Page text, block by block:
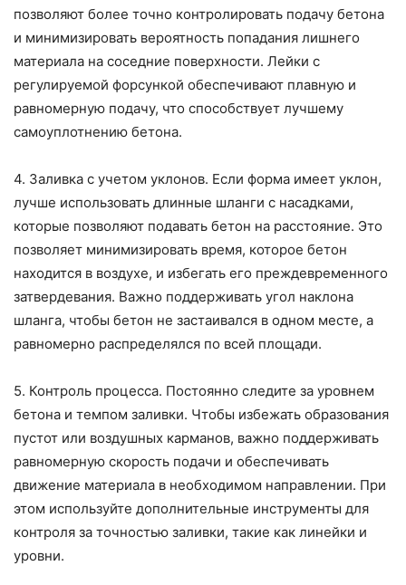
позволяют более точно контролировать подачу бетона
и минимизировать вероятность попадания лишнего
материала на соседние поверхности. Лейки с
регулируемой форсункой обеспечивают плавную и
равномерную подачу, что способствует лучшему
самоуплотнению бетона.
4. Заливка с учетом уклонов. Если форма имеет уклон,
лучше использовать длинные шланги с насадками,
которые позволяют подавать бетон на расстояние. Это
позволяет минимизировать время, которое бетон
находится в воздухе, и избегать его преждевременного
затвердевания. Важно поддерживать угол наклона
шланга, чтобы бетон не застаивался в одном месте, а
равномерно распределялся по всей площади.
5. Контроль процесса. Постоянно следите за уровнем
бетона и темпом заливки. Чтобы избежать образования
пустот или воздушных карманов, важно поддерживать
равномерную скорость подачи и обеспечивать
движение материала в необходимом направлении. При
этом используйте дополнительные инструменты для
контроля за точностью заливки, такие как линейки и
уровни.